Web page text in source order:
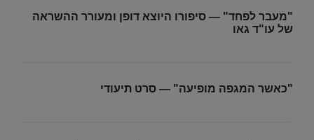
"מעבר לפחד" — סיפורו היוצא דופן ומעורר ההשראה
של עו"ד גאו
"כאשר המגפה מופיעה" — סרט תיעודי